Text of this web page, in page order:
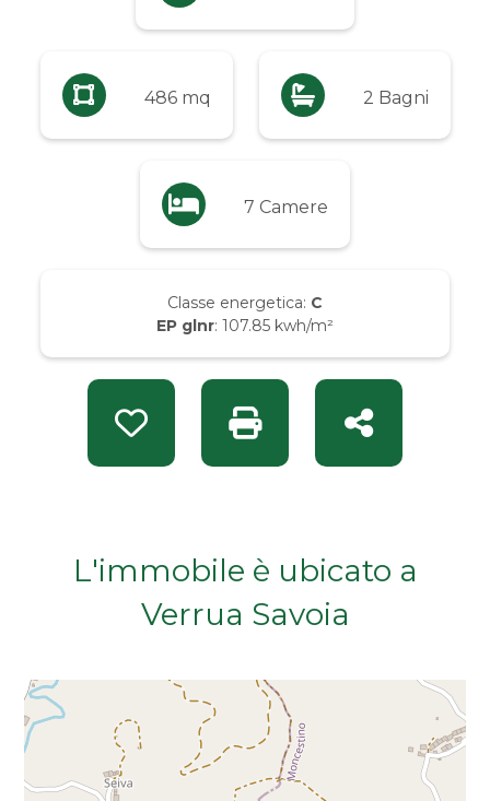
486 mq 2 Bagni
7 Camere
Classe energetica: C
EP glnr: 107.85 kwh/m²
Preferiti: Rif. INT 14848Stampa: Rif. INT 14848
Condividi
L'immobile è ubicato a
Verrua Savoia
Fino a € 5.000
Da € 10.000 a € 20.000
Da € 100.000 a € 200.000
Da € 200.000 a € 400.000
Da € 600.000 a € 800.000
Da € 1.000.000 a € 2.000.000
Da € 2.000.000 a € 5.000.000